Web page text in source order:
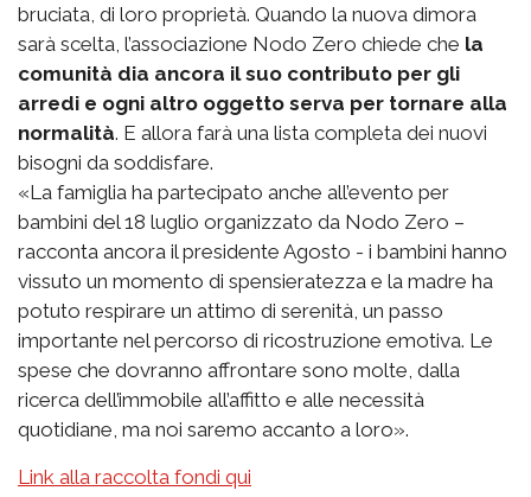
bruciata, di loro proprietà. Quando la nuova dimora
sarà scelta, l’associazione Nodo Zero chiede che la
comunità dia ancora il suo contributo per gli
arredi e ogni altro oggetto serva per tornare alla
normalità. E allora farà una lista completa dei nuovi
bisogni da soddisfare.
«La famiglia ha partecipato anche all’evento per
bambini del 18 luglio organizzato da Nodo Zero –
racconta ancora il presidente Agosto - i bambini hanno
vissuto un momento di spensieratezza e la madre ha
potuto respirare un attimo di serenità, un passo
importante nel percorso di ricostruzione emotiva. Le
spese che dovranno affrontare sono molte, dalla
ricerca dell’immobile all’affitto e alle necessità
quotidiane, ma noi saremo accanto a loro».
Link alla raccolta fondi qui